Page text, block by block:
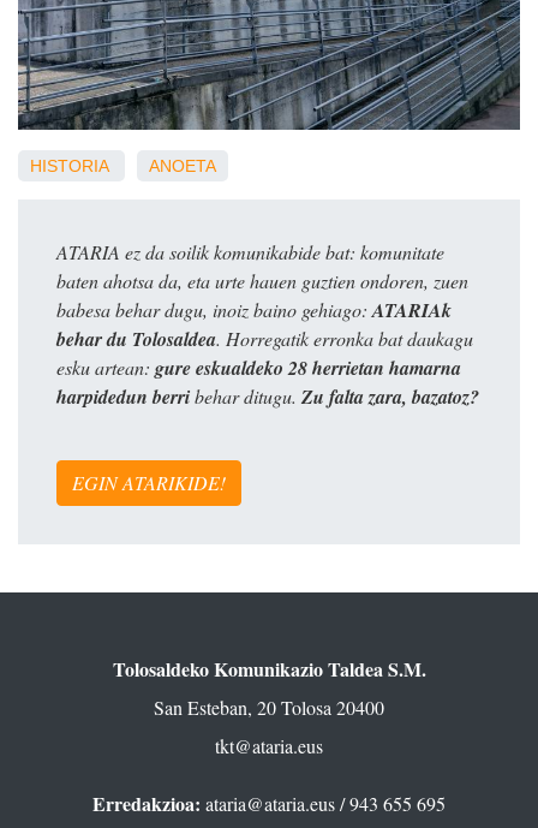
HISTORIA ANOETA
ATARIA ez da soilik komunikabide bat: komunitate
baten ahotsa da, eta urte hauen guztien ondoren, zuen
babesa behar dugu, inoiz baino gehiago: ATARIAk
behar du Tolosaldea. Horregatik erronka bat daukagu
esku artean: gure eskualdeko 28 herrietan hamarna
harpidedun berribehar ditugu. Zu falta zara, bazatoz?
EGIN ATARIKIDE!
Tolosaldeko Komunikazio Taldea S.M.
San Esteban, 20 Tolosa 20400
tkt@ataria.eus
Erredakzioa: ataria@ataria.eus/ 943 655 695